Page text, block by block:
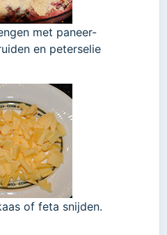
met paneer-
en peterselie
of feta snijden.